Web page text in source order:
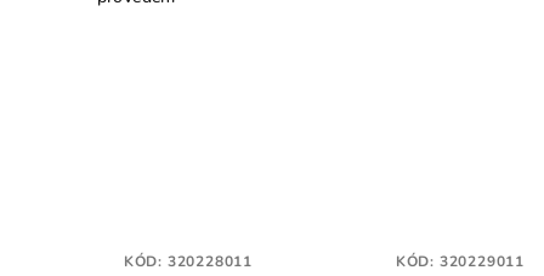
KÓD: 320228011 KÓD: 320229011